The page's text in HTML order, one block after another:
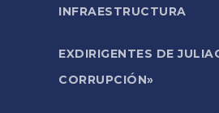
INFRAESTRUCTURA
EXDIRIGENTES DE
CORRUPCIÓN»